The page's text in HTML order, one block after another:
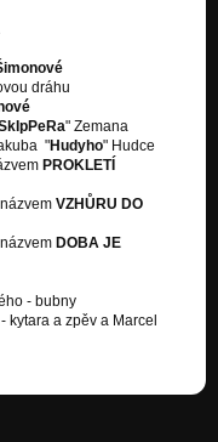
dráhu
" Zemana
"Hudyho" Hudce
PROKLETÍ
VZHŮRU DO
DOBA JE
- bubny
kytara a zpěv a Marcel